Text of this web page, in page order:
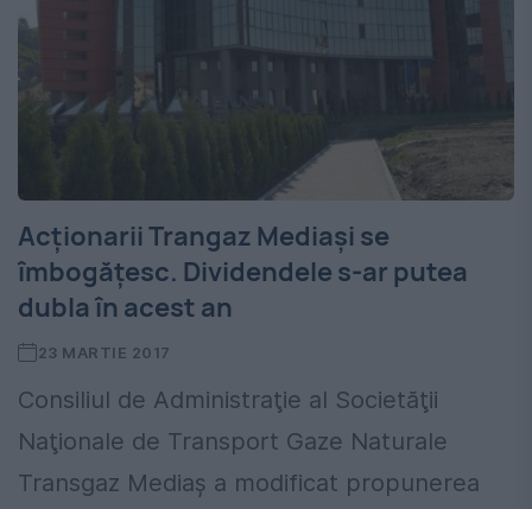
Acţionarii Trangaz Mediaşi se
îmbogăţesc. Dividendele s-ar putea
dubla în acest an
23 MARTIE 2017
Consiliul de Administraţie al Societăţii
Naţionale de Transport Gaze Naturale
Transgaz Mediaş a modificat propunerea